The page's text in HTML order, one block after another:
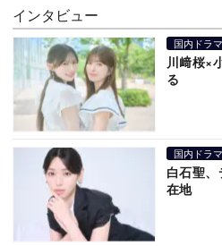
インタビュー
国内ドラマ
川﨑桜×
る
国内ドラマ
白石聖
在地